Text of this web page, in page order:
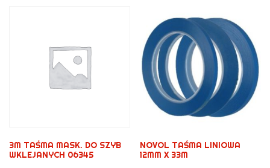
3M TAŚMA MASK. DO SZYB
WKLEJANYCH 06345
NOVOL TAŚMA LINIOWA
12MM X 33M